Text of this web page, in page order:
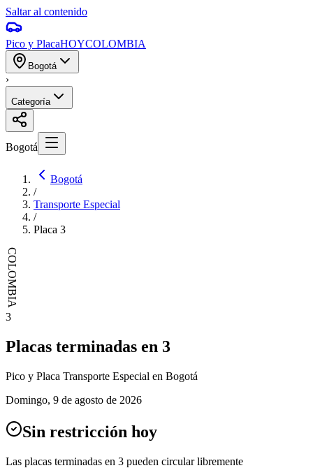
Saltar al contenido
Pico y PlacaHOYCOLOMBIA
Bogotá
›
Categoría
Bogotá
Bogotá
/
Transporte Especial
/
Placa 3
COLOMBIA
3
Placas terminadas en 3
Pico y Placa Transporte Especial en Bogotá
Domingo, 9 de agosto de 2026
Sin restricción hoy
Las placas terminadas en 3 pueden circular libremente